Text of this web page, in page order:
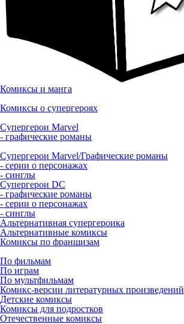
Комиксы и манга
Комиксы о супергероях
Супергерои Marvel
- графические романы
Супергерои Marvel/Графические романы
- серии о персонажах
- синглы
Супергерои DC
- графические романы
- серии о персонажах
- синглы
Альтернативная супергероика
Альтернативные комиксы
Комиксы по франшизам
По фильмам
По играм
По мультфильмам
Комикс-версии литературных произведений
Детские комиксы
Комиксы для подростков
Отечественные комиксы